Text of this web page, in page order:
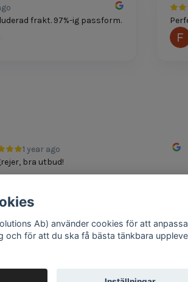
frakt. 97%-ig passform.
1 year ago
grejer, bra utbud!
Ab) använder cookies för att
och för att du ska få bästa tänkbara